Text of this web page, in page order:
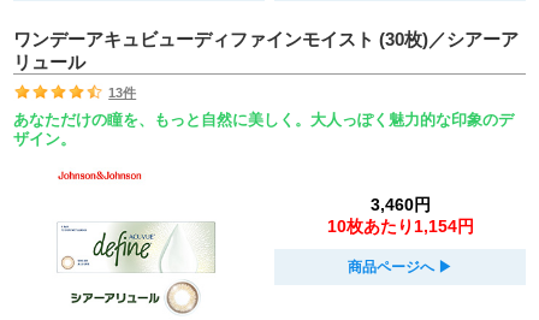
ワンデーアキュビューディファインモイスト (30枚)／シアーア
リュール
13件
あなただけの瞳を、もっと自然に美しく。大人っぽく魅力的な印象のデ
ザイン。
3,460円
10枚あたり1,154円
商品ページへ ▶︎